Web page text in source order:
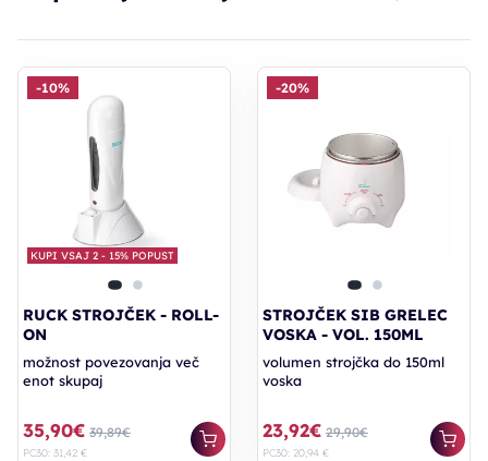
KUPI VSAJ 2 - 15% POPUST
-10%
RUCK STROJČEK - ROLL-
ON
možnost povezovanja več
enot skupaj
35,90€ 39,89€
PC30: 31,42 €
-20%
STROJČEK SIB GRELEC
VOSKA - VOL. 150ML
volumen strojčka do 150ml
voska
23,92€ 29,90€
PC30: 20,94 €